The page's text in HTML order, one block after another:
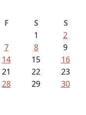
F S
S
1
2
7 8
9
14 15
16
21 22
23
28 29
30